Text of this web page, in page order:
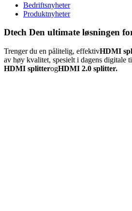
Bedriftsnyheter
Produktnyheter
Dtech Den ultimate løsningen
Trenger du en pålitelig, effektivHDMI
av høy kvalitet, spesielt i dagens
HDMI splitterogHDMI 2.0 splitter.